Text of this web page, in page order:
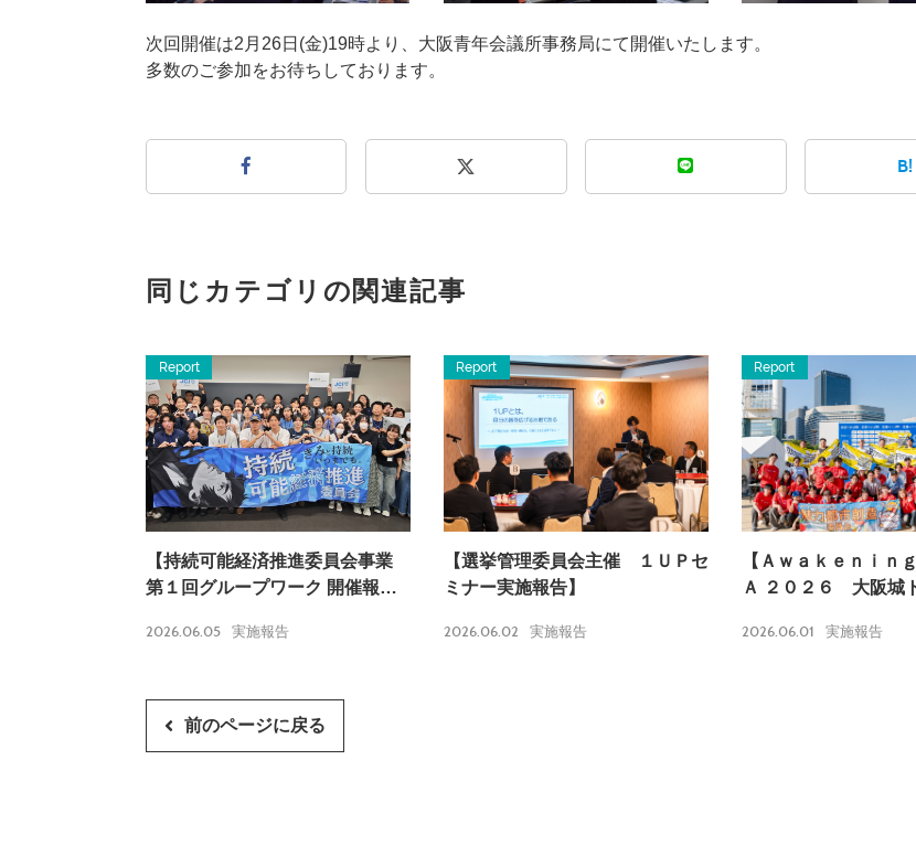
次回開催は2月26日(金)19時より、大阪青年会議所事務局にて開催いたします。
多数のご参加をお待ちしております。
B!
同じカテゴリの関連記事
Report
【持続可能経済推進委員会事業
第１回グループワーク 開催報
2026.06.05 実施報告
Report
【選挙管理委員会主催 １ＵＰセ
ミナー実施報告】
2026.06.02 実施報告
Report
【Ａｗａｋｅｎｉｎ
Ａ ２０２６ 大阪城
2026.06.01 実施報告
前のページに戻る